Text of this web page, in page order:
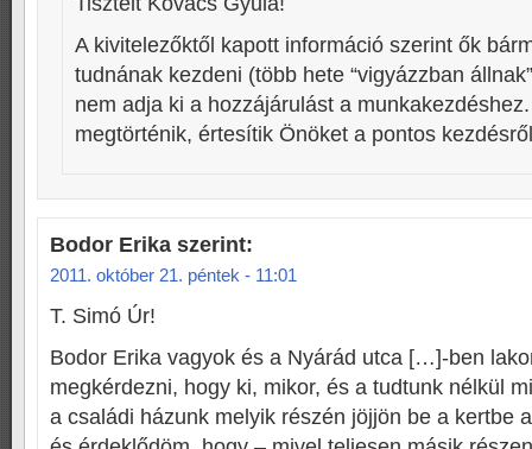
A kivitelezőktől kapott információ szerint ők
tudnának kezdeni (több hete “vigyázzban
nem adja ki a hozzájárulást a
megtörténik, értesítik Önöket a pontos
Bodor Erika szerint:
2011. október 21. péntek - 11:01
T. Simó Úr!
Bodor Erika vagyok és a Nyárád utca […]-ben
megkérdezni, hogy ki, mikor, és a tudtunk nélkül
a családi házunk melyik részén jöjjön be a kertbe